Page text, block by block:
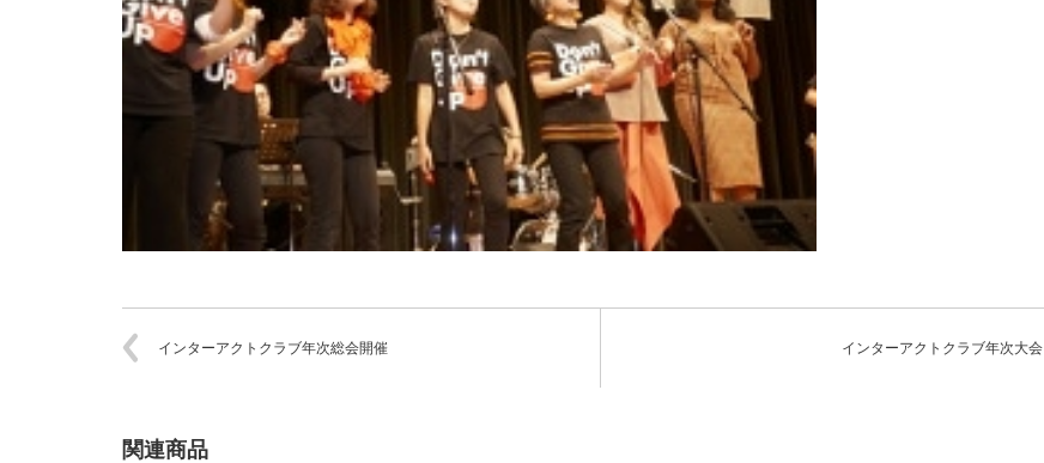
インターアクトクラブ年次総会開催 インターアクトクラブ年次大会
関連商品